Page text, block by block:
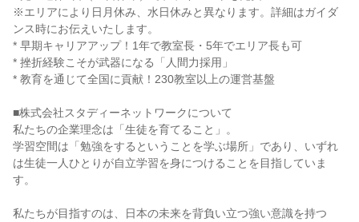
※エリアにより日月休み、水日休みと異なります。詳細はガイダ
ンス時にお伝えいたします。
* 早期キャリアアップ！1年で教室長・5年でエリア長も可
* 挫折経験こそが武器になる「人間力採用」
* 教育を通じて全国に貢献！230教室以上の運営基盤
■株式会社スタディーネットワークについて
私たちの企業理念は「生徒を育てること」。
学習空間は「勉強をするということを学ぶ場所」であり、いずれ
は生徒一人ひとりが自立学習を身につけることを目指していま
す。
私たちが目指すのは、日本の未来を背負い立つ強い意識を持つ